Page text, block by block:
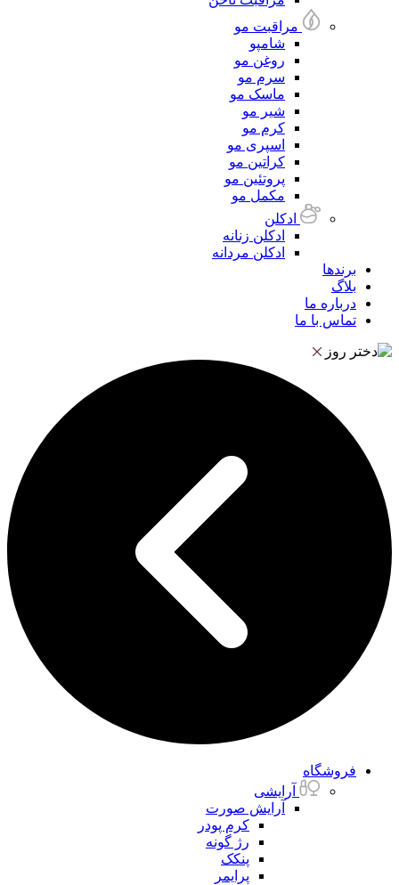
مراقبت مو
شامپو
روغن مو
سرم مو
ماسک مو
شیر مو
کرم مو
اسپری مو
کراتین مو
پروتئین مو
مکمل مو
ادکلن
ادکلن زنانه
ادکلن مردانه
برندها
بلاگ
درباره ما
تماس با ما
فروشگاه
آرایشی
آرایش صورت
کرم پودر
رژ گونه
پنکک
پرایمر